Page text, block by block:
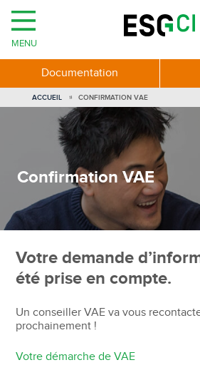
Confirmation VAE
Votre demande
été prise en compte.
Un conseiller VAE va vous
prochainement !
Votre démarche de VAE
MENU
Documentation
VOUS
ÊTES
ACCUEIL CONFIRMATION VAE